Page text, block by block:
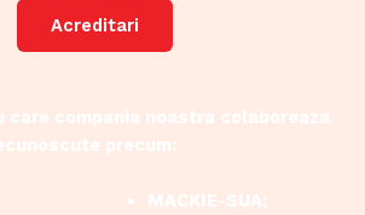
Acreditari
care compania noastra colaboreaza
precum:
MACKIE-SUA;